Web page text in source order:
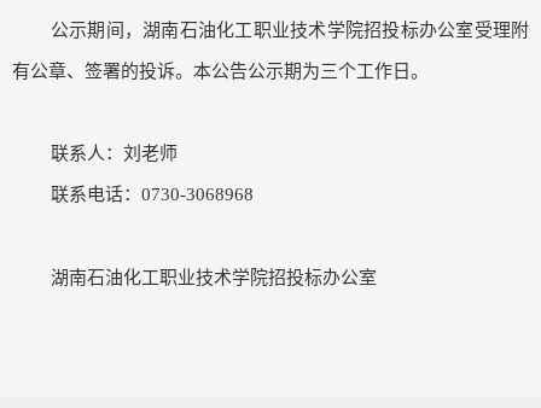
公示期间，湖南石油化工职业技术学院招投标办公室受理附
有公章、签署的投诉。本公告公示期为三个工作日。
联系人：刘老师
联系电话： 0730-3068968
湖南石油化工职业技术学院招投标办公室